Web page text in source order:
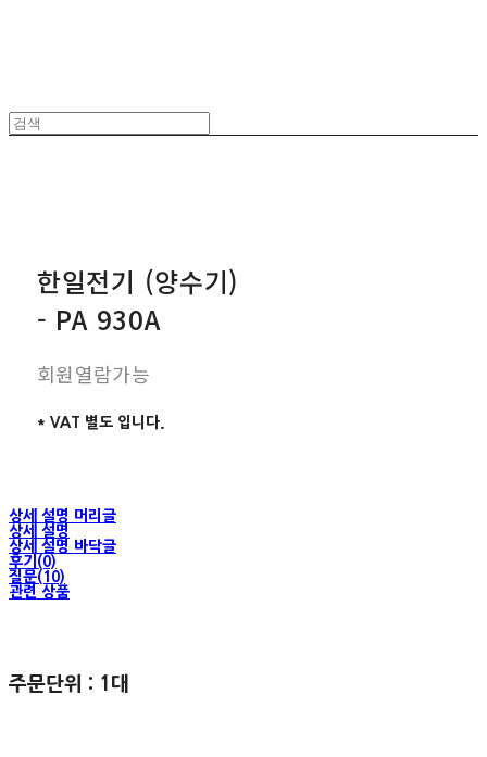
한일전기 (양수기)
- PA 930A
회원열람가능
* VAT 별도 입니다.
상세 설명 머리글
상세 설명
상세 설명 바닥글
후기(0)
질문(10)
관련 상품
주문단위 : 1대